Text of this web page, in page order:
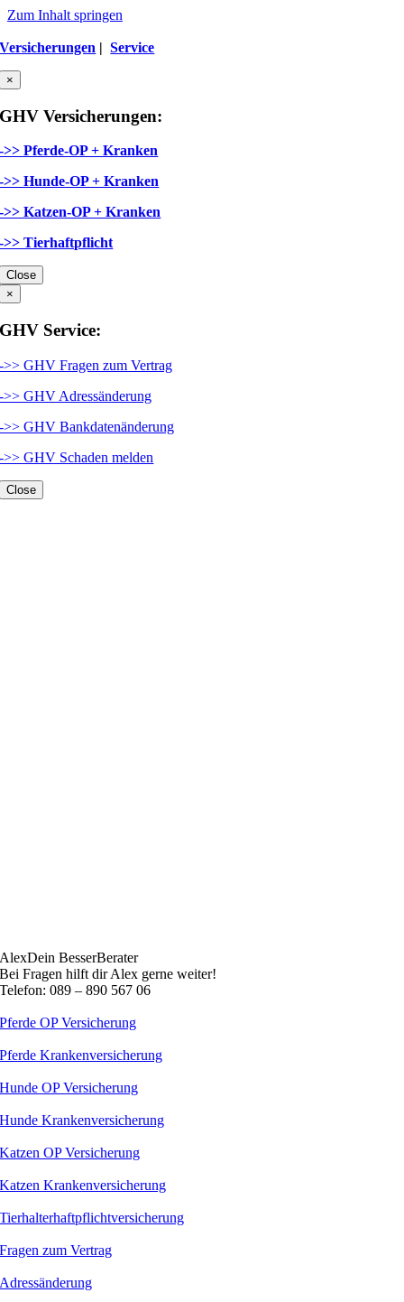
Zum Inhalt springen
Versicherungen |Service
×
GHV Versicherungen:
->> Pferde-OP + Kranken
->> Hunde-OP + Kranken
->> Katzen-OP + Kranken
->> Tierhaftpflicht
Close
×
GHV Service:
->> GHV Fragen zum Vertrag
->> GHV Adressänderung
->> GHV Bankdatenänderung
->> GHV Schaden melden
Close
AlexDein BesserBerater
Bei Fragen hilft dir Alex gerne weiter!
Telefon: 089 – 890 567 06
Pferde OP Versicherung
Pferde Krankenversicherung
Hunde OP Versicherung
Hunde Krankenversicherung
Katzen OP Versicherung
Katzen Krankenversicherung
Tierhalterhaftpflichtversicherung
Fragen zum Vertrag
Adressänderung